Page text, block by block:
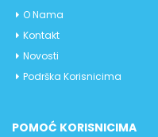
O Nama
Kontakt
Novosti
Podrška Korisnicima
POMOĆ KORISNICIMA